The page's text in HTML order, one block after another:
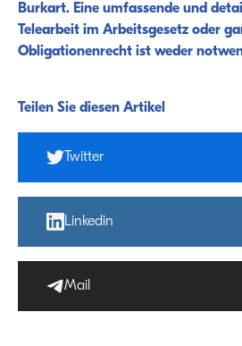
Burkart. Eine umfassende und
Telearbeit im Arbeitsgesetz oder
Obligationenrecht ist weder
Teilen Sie diesen Artikel
Twitter
Linkedin
Mail